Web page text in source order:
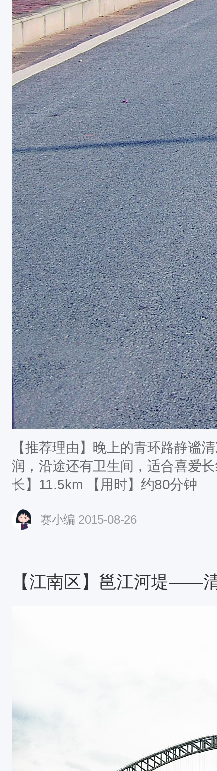
【推荐理由】晚上的青环路静谧
润，沿途还有卫生间，适合喜爱
长】11.5km 【用时】约80分钟
赛小编 2015-08-26